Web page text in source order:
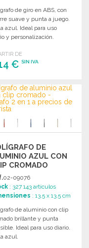
de giro en ABS, con
suave y punta a juego.
azul. Ideal para uso
y personalización.
DE
€SIN IVA
PEDIR
un presupuesto
DE
AZUL CON
CROMADO
02-09076
: 327 143 artículos
: 13.5 x 13.5 cm
de aluminio con clip
brillante y punta
Ideal para uso diario.
azul.